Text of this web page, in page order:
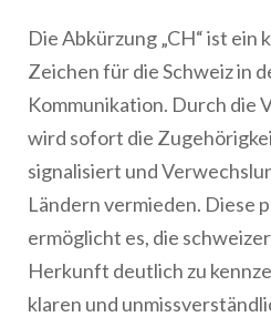
Die Abkürzung „CH“ ist ein
Zeichen für die Schweiz in
Kommunikation. Durch die
wird sofort die
signalisiert und
Ländern vermieden. Diese
ermöglicht es, die
Herkunft deutlich zu
klaren und